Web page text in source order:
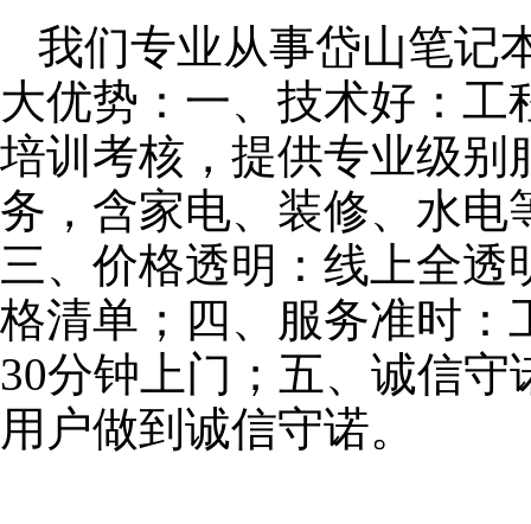
我们专业从事岱山笔记
大优势：一、技术好：
培训考核，提供专业级别
务，含家电、装修、水电
三、价格透明：线上全
格清单；四、服务准时：
30分钟上门；五、诚信
用户做到诚信守诺。